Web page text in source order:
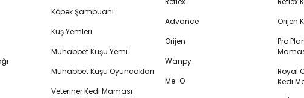
Köpek Şampuanı
Kuş Yemleri
Muhabbet Kuşu Yemi
Muhabbet Kuşu Oyuncakları
Veteriner Kedi Maması
Advance
Orijen
Wanpy
Me-O
Orijen
Pro
Royal
Kedi